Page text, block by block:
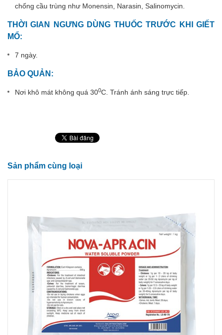
chống cầu trùng như Monensin, Narasin, Salinomycin.
THỜI GIAN NGƯNG DÙNG THUỐC TRƯỚC KHI GIẾT
MỔ:
7 ngày.
BẢO QUẢN:
Nơi khô mát không quá 300C. Tránh ánh sáng trực tiếp.
Sản phẩm cùng loại